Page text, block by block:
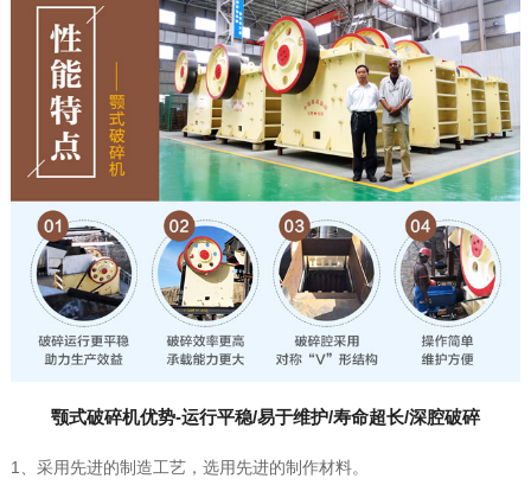
颚式破碎机优势-运行平稳/易于维护/寿命超长/深腔破碎
1、采用先进的制造工艺，选用先进的制作材料。